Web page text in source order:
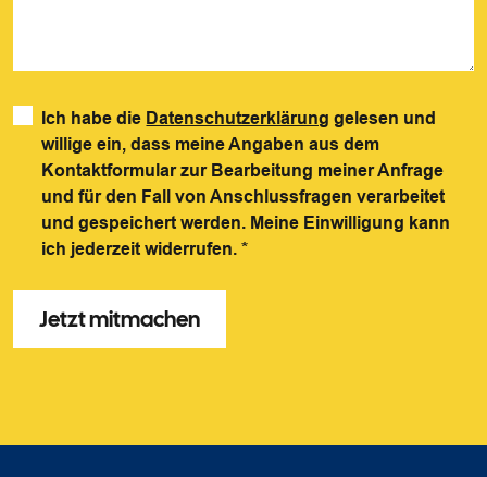
Ich habe die Datenschutzerklärung gelesen und
willige ein, dass meine Angaben aus dem
Kontaktformular zur Bearbeitung meiner Anfrage
und für den Fall von Anschlussfragen verarbeitet
und gespeichert werden. Meine Einwilligung kann
ich jederzeit widerrufen.*